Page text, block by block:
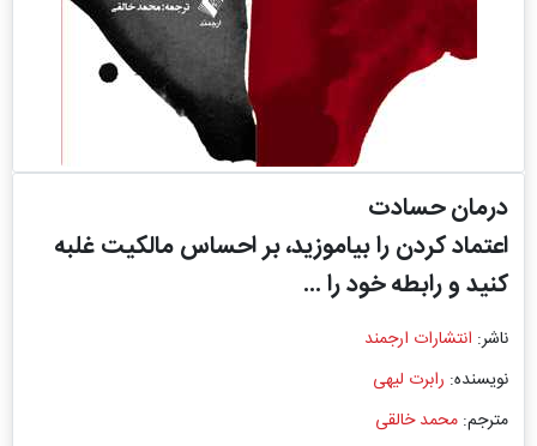
درمان حسادت
اعتماد کردن را بیاموزید، بر احساس مالکیت غلبه
کنید و رابطه خود را ...
ناشر: انتشارات ارجمند
نویسنده: رابرت لیهی
مترجم: محمد خالقی